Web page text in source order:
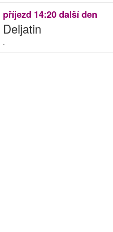
příjezd 14:20 další den
Deljatin
.